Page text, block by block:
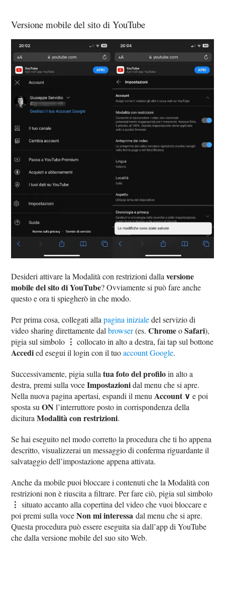
Versione mobile del sito di YouTube
Desideri attivare la Modalità con restrizioni dallaversione
mobile del sito di YouTube? Ovviamente si può fare anche
questo e ora ti spiegherò in che modo.
Per prima cosa, collegati allapagina inizialedel servizio di
video sharing direttamente dalbrowser(es.ChromeoSafari),
pigia sul simbolo ⋮ collocato in alto a destra, fai tap sul bottone
Accedied esegui il login con il tuoaccount Google.
Successivamente, pigia sullatua foto del profiloin alto a
destra, premi sulla voceImpostazionidal menu che si apre.
Nella nuova pagina apertasi, espandi il menu Account ∨ e poi
sposta suON l’interruttore posto in corrispondenza della
dicituraModalità con restrizioni.
Se hai eseguito nel modo corretto la procedura che ti ho appena
descritto, visualizzerai un messaggio di conferma riguardante il
salvataggio dell’impostazione appena attivata.
Anche da mobile puoi bloccare i contenuti che la Modalità con
restrizioni non è riuscita a filtrare. Per fare ciò, pigia sul simbolo
⋮ situato accanto alla copertina del video che vuoi bloccare e
poi premi sulla voceNon mi interessa dal menu che si apre.
Questa procedura può essere eseguita sia dall’app di YouTube
che dalla versione mobile del suo sito Web.